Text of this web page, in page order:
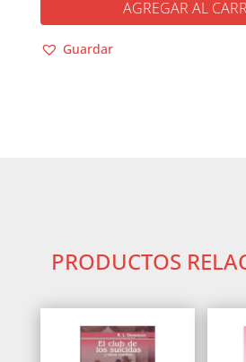
/
LA
GRINGA
AGREGAR AL
Guardar
PRODUCTOS